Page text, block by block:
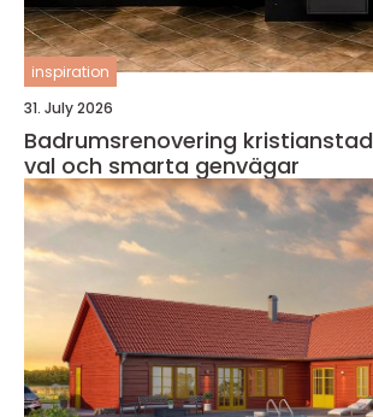
inspiration
31. July 2026
Badrumsrenovering kristianstad planering,
val och smarta genvägar